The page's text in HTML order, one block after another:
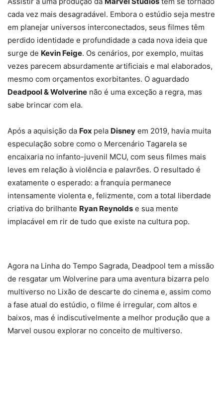
cada vez mais desagradável. Embora o estúdio seja mestre
em planejar universos interconectados, seus filmes têm
perdido identidade e profundidade a cada nova ideia que
surge de Kevin Feige. Os cenários, por exemplo, muitas
vezes parecem absurdamente artificiais e mal elaborados,
mesmo com orçamentos exorbitantes. O aguardado
Deadpool & Wolverine não é uma exceção a regra, mas
sabe brincar com ela.
Após a aquisição da Fox pela Disney em 2019, havia muita
especulação sobre como o Mercenário Tagarela se
encaixaria no infanto-juvenil MCU, com seus filmes mais
leves em relação à violência e palavrões. O resultado é
exatamente o esperado: a franquia permanece
intensamente violenta e, felizmente, com a total liberdade
criativa do brilhante Ryan Reynolds e sua mente
implacável em rir de tudo que existe na cultura pop.
Agora na Linha do Tempo Sagrada, Deadpool tem a missão
de resgatar um Wolverine para uma aventura bizarra pelo
multiverso no Lixão de descarte do cinema e, assim como
a fase atual do estúdio, o filme é irregular, com altos e
baixos, mas é indiscutivelmente a melhor produção que a
Marvel ousou explorar no conceito de multiverso.